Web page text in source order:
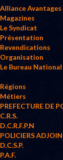
Alliance Avantages
Magazines
Le Syndicat
Présentation
Revendications
Organisation
Le Bureau National
Régions
Métiers
PREFECTURE DE
C.R.S.
D.C.R.F.P.N
POLICIERS
D.C.S.P.
P.A.F.